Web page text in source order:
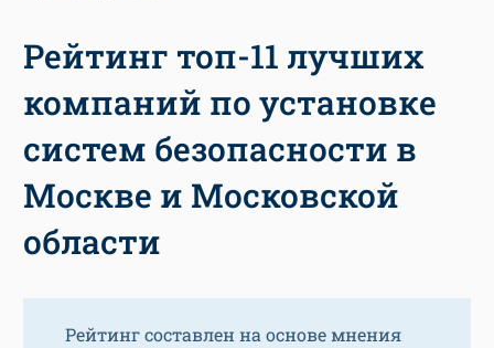
Рейтинг топ-11 лучших
компаний по установке
систем безопасности в
Москве и Московской
области
Рейтинг составлен на основе мнения